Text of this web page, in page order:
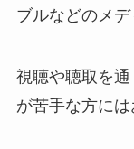
ブルなどのメデ
視聴や聴取を
が苦手な方には